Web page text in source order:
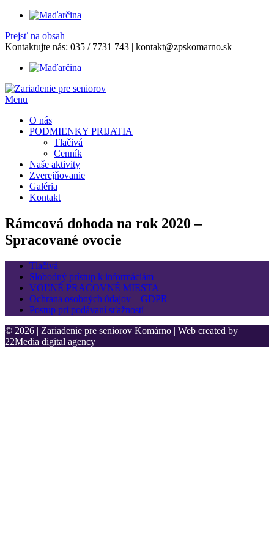
Prejsť na obsah
Kontaktujte nás: 035 / 7731 743 | kontakt@zpskomarno.sk
Menu
O nás
PODMIENKY PRIJATIA
Tlačivá
Cenník
Naše aktivity
Zverejňovanie
Galéria
Kontakt
Rámcová dohoda na rok 2020 –
Spracované ovocie
Tlačivá
Slobodný prístup k informáciám
VOĽNÉ PRACOVNÉ MIESTA
Ochrana osobných údajov – GDPR
Postup pri podávaní sťažností
© 2026 | Zariadenie pre seniorov Komárno | Web created by
22Media digital agency